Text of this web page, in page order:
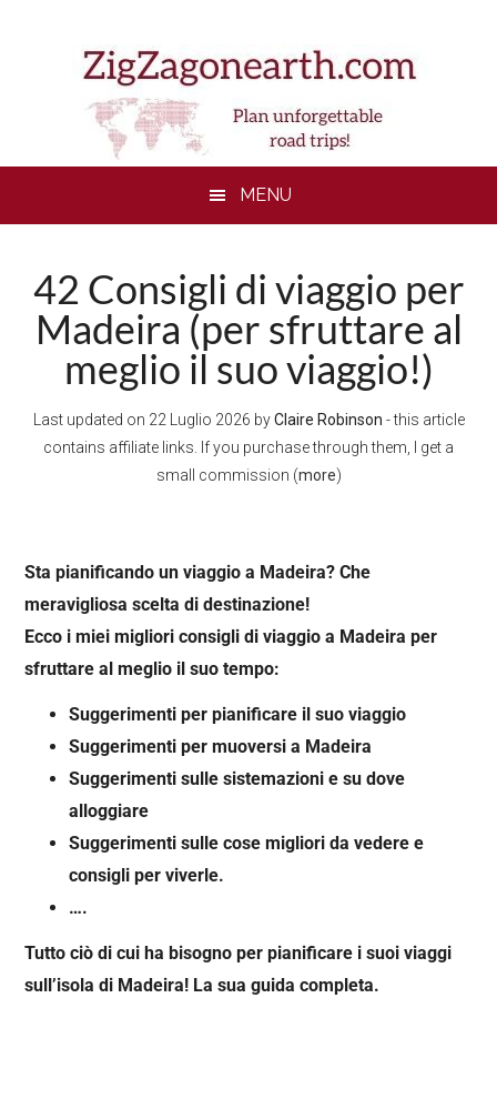
MENU
42 Consigli di viaggio per
Madeira (per sfruttare al
meglio il suo viaggio!)
Last updated on 22 Luglio 2026 byClaire Robinson - this article
contains affiliate links. If you purchase through them, I get a
small commission (more)
Sta pianificando un viaggio a Madeira? Che
meravigliosa scelta di destinazione!
Ecco i miei migliori consigli di viaggio a Madeira per
sfruttare al meglio il suo tempo:
Suggerimenti per pianificare il suo viaggio
Suggerimenti per muoversi a Madeira
Suggerimenti sulle sistemazioni e su dove
alloggiare
Suggerimenti sulle cose migliori da vedere e
consigli per viverle.
….
Tutto ciò di cui ha bisogno per pianificare i suoi viaggi
sull’isola di Madeira! La sua guida completa.